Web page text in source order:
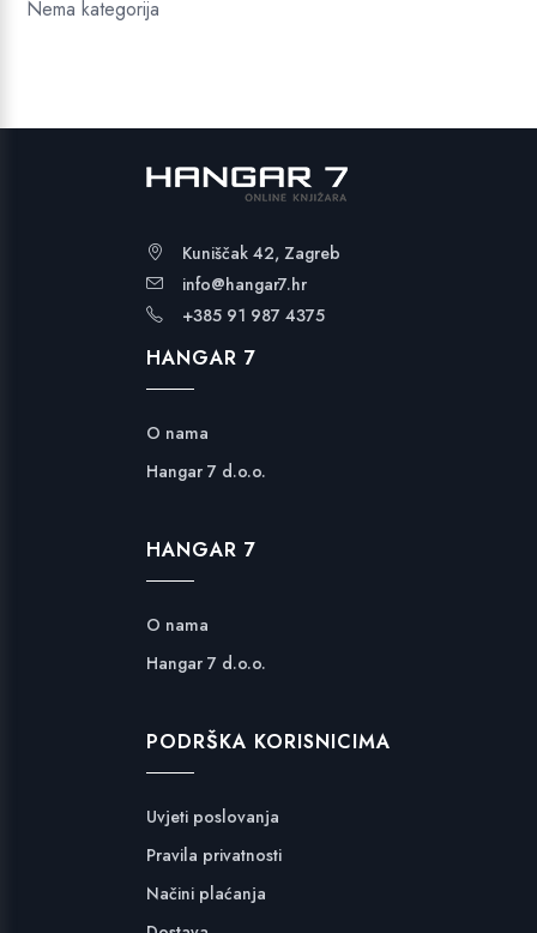
Nema kategorija
Kuniščak 42, Zagreb
info@hangar7.hr
+385 91 987 4375
HANGAR 7
O nama
Hangar 7 d.o.o.
HANGAR 7
O nama
Hangar 7 d.o.o.
PODRŠKA KORISNICIMA
Uvjeti poslovanja
Pravila privatnosti
Načini plaćanja